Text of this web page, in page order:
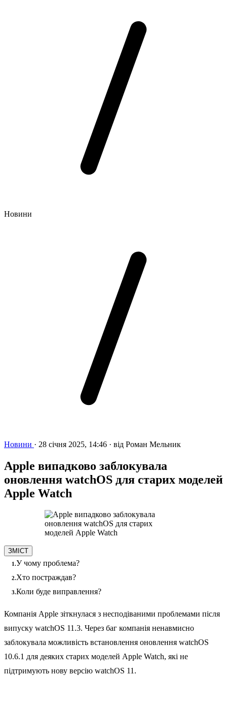
Новини
Новини · 28 січня 2025, 14:46 · від Роман Мельник
Apple випадково заблокувала
оновлення watchOS для старих моделей
Apple Watch
ЗМІСТ
У чому проблема?
Хто постраждав?
Коли буде виправлення?
Компанія Apple зіткнулася з несподіваними проблемами після
випуску watchOS 11.3. Через баг компанія ненавмисно
заблокувала можливість встановлення оновлення watchOS
10.6.1 для деяких старих моделей Apple Watch, які не
підтримують нову версію watchOS 11.